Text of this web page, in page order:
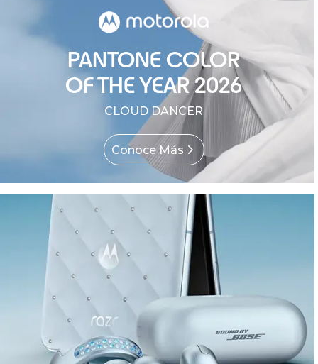
PANTONE COLOR
OF THE YEAR 2026
CLOUD DANCER
Conoce Más